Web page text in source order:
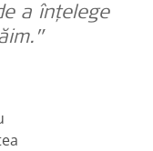
a înțelege